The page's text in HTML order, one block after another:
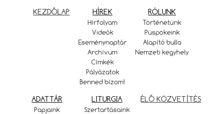
KEZDŐLAP HÍREK
Hírfolyam
Videók
Eseménynaptár
Archívum
Címkék
Pályázatok
Benned bízom!
RÓLUNK
Történetünk
Püspökeink
Alapító bulla
Nemzeti kegyhely
ADATTÁR
Papjaink
LITURGIA
Szertartásaink
ÉLŐ KÖZVETÍTÉS